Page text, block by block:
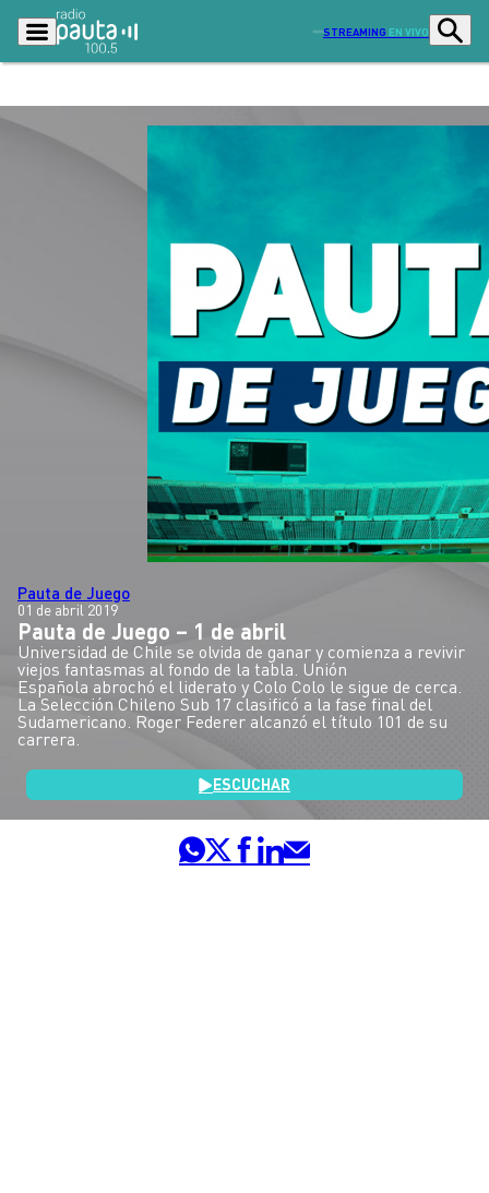
STREAMING EN VIVO
Podcasts
Economía
Radio en vivo
Tendencias Deportes
Entretención y Cultura Opinión
Dato en Pauta Señal 2
Contenido Patrocinado
Pauta de Juego
01 de abril 2019
Pauta de Juego – 1 de abril
Universidad de Chile se olvida de ganar y comienza a revivir
viejos fantasmas al fondo de la tabla. Unión
Española abrochó el liderato y Colo Colo le sigue de cerca.
La Selección Chileno Sub 17 clasificó a la fase final del
Sudamericano. Roger Federer alcanzó el título 101 de su
carrera.
ESCUCHAR